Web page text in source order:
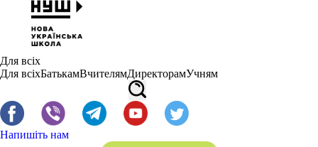
Для всіх
Для всіхБатькамВчителямДиректорамУчням
Напишіть нам